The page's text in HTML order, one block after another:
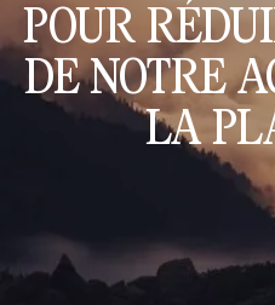
POUR
DE NOTRE
LA